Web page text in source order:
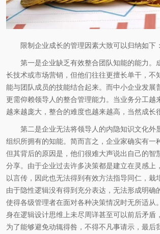
限制企业成长的管理因素大致可以归纳如下：
第一是企业缺乏有效整合团队知能的能力。
长技术或市场营销，但他们往往更擅长单干，不
能与团队成员的技能结合起来。而中小企业发展
更需仰赖领导人的整合管理能力。当业务分工越
越来越庞大，整合的难度也越来越高，当然成长
第二是企业无法将领导人的内隐知识文化外
组织所拥有的知能。简而言之，企业家确实有一
但其背后的原因是，他们很难大声说出自己的智
分享。由于企业过去许多决策都是建立在灵感上
以言传，因此也无法得到有效方法指导同仁，栽
由于隐性逻辑没有得到充分表达，无法形成明确
使得各级管理者在面对各种决策情况时无所适从
身在逻辑设计思维上未尽周详甚至可以前后矛盾
为了能够避免动辄得咎，不得不凡事请示，最后